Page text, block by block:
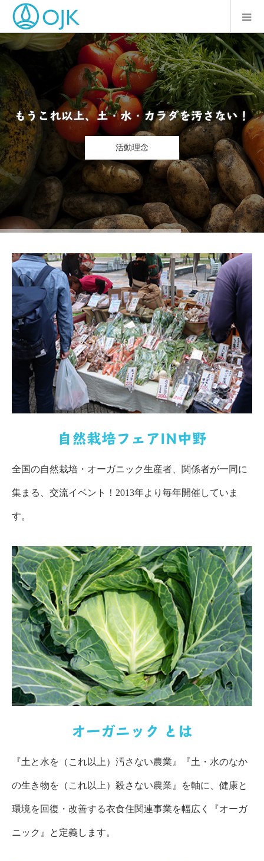
もうこれ以上、土・水・カラダを汚さない！
活動理念
自然栽培フェアIN中野
全国の自然栽培・オーガニック生産者、関係者が一同に
集まる、交流イベント！2013年より毎年開催していま
す。
オーガニック とは
『土と水を（これ以上）汚さない農業』『土・水のなか
の生き物を（これ以上）殺さない農業』を軸に、健康と
環境を回復・改善する衣食住関連事業を幅広く『オーガ
ニック』と定義します。